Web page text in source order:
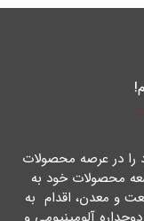
خود را در عرصه محصولات
محصولات خود به
و معدن، اقدام به